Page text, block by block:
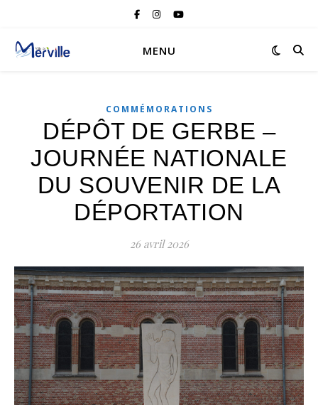
MENU
COMMÉMORATIONS
DÉPÔT DE GERBE –
JOURNÉE NATIONALE
DU SOUVENIR DE LA
DÉPORTATION
26 avril 2026